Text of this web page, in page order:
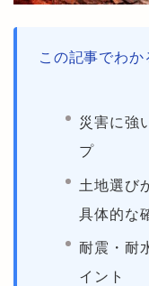
この記事でわか
災害に強
プ
土地選び
具体的な
耐震・耐
イント